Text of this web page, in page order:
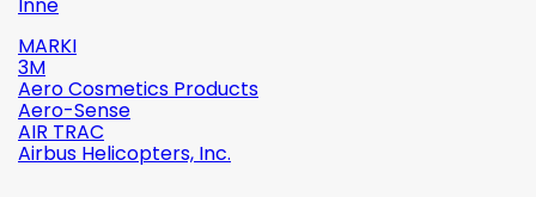
MARKI
3M
Aero Cosmetics Products
Aero-Sense
AIR TRAC
Airbus Helicopters, Inc.